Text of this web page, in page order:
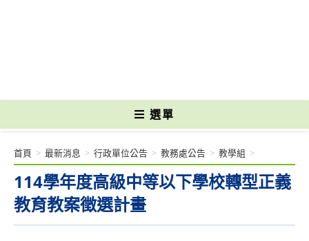
選單
114學年度高級中等以下學校轉型正義
教育教案徵選計畫
首頁 > 最新消息 > 行政單位公告 > 教務處公告 > 教學組 >